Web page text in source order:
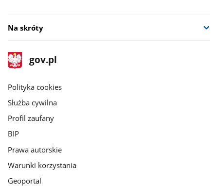
Na skróty
stopka
gov.pl
Strona
gov.pl
gov.pl
Polityka cookies
Służba cywilna
Profil zaufany
BIP
Prawa autorskie
Warunki korzystania
Geoportal